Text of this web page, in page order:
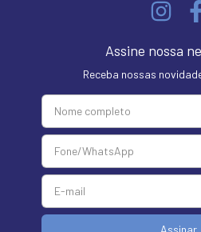
Assine nossa
Receba nossas